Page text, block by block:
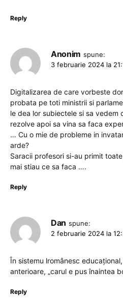
Reply
Anonim spune:
3 februarie 2024 la
Digitalizarea de care vorbeste
probata pe toti ministrii si
le dea lor subiectele si sa vedem
rezolve apoi sa vina sa faca
… Cu o mie de probleme in
arde?
Saracii profesori si-au primit
mai stiau ce sa faca ….
Reply
Dan spune:
2 februarie 2024 la
În sistemu lromânesc
anterioare, „carul e pus înaintea
Reply